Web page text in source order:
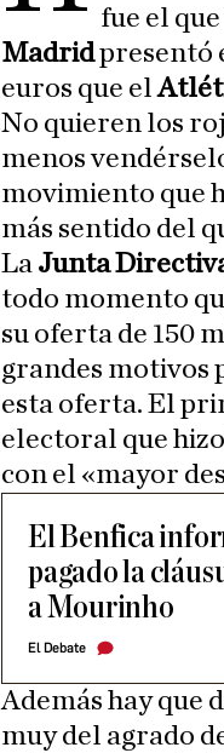
fue el
Madridpresentó
euros que el
No quieren los
menos
movimiento que
más sentido del
La Junta
todo momento
su oferta de 150
grandes motivos
esta oferta. El
electoral que hizo
con el «mayor
El Benfica
pagado la
a Mourinho
El Debate
Además hay que
muy del agrado